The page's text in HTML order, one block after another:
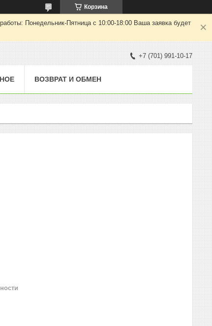
Корзина
Понедельник-Пятница с 10:00-18:00 Ваша заявка будет
+7 (701) 991-10-17
ВОЗВРАТ И ОБМЕН